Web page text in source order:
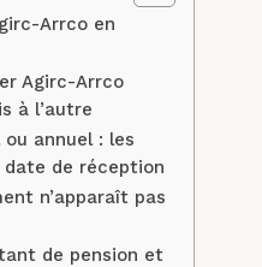
Arrco en
Agirc-Arrco
à l’autre
annuel : les
de réception
n’apparaît pas
de pension et